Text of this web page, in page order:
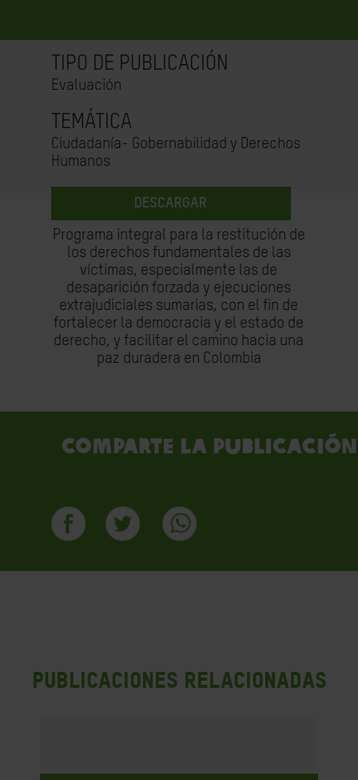
TIPO DE PUBLICACIÓN
Evaluación
TEMÁTICA
Ciudadanía- Gobernabilidad y Derechos
Humanos
DESCARGAR
Programa integral para la restitución de
los derechos fundamentales de las
víctimas, especialmente las de
desaparición forzada y ejecuciones
extrajudiciales sumarias, con el fin de
fortalecer la democracia y el estado de
derecho, y facilitar el camino hacia una
paz duradera en Colombia
Comparte la publicación
PUBLICACIONES RELACIONADAS